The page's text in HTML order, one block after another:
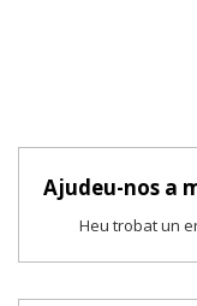
Ajudeu-nos a
Heu trobat un